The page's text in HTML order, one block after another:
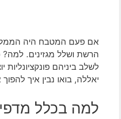
אם פעם המטבח היה
הרשת ושלל מגזינים.
לשלב ביניהם
יאללה, בואו נבין איך
למה בכלל מדפים פתוחים?